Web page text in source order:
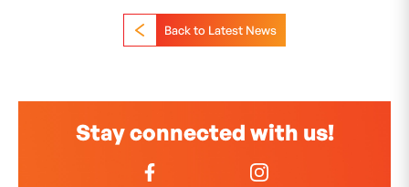
Back to Latest News
Stay connected with us!